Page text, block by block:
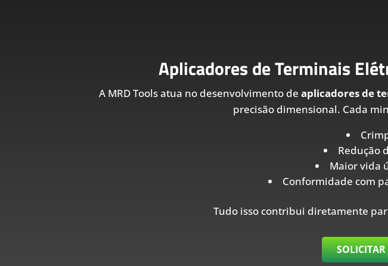
Aplicadores de Terminais
A MRD Tools atua no desenvolvimento de aplicadores de
precisão dimensional. Cada
Redução
Maior vida
Conformidade com
Tudo isso contribui diretamente